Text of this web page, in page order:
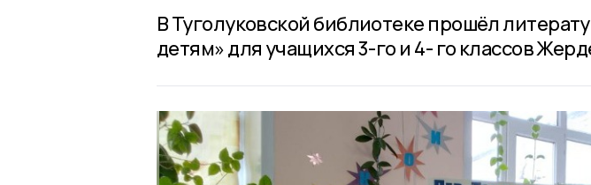
В Туголуковской библиотеке прошёл
детям» для учащихся 3-го и 4- го классов